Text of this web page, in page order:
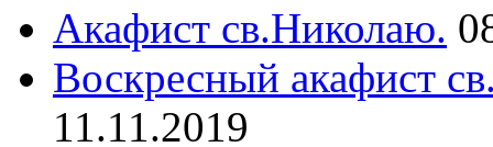
Акафист св.Николаю.
Воскресный акафист
11.11.2019